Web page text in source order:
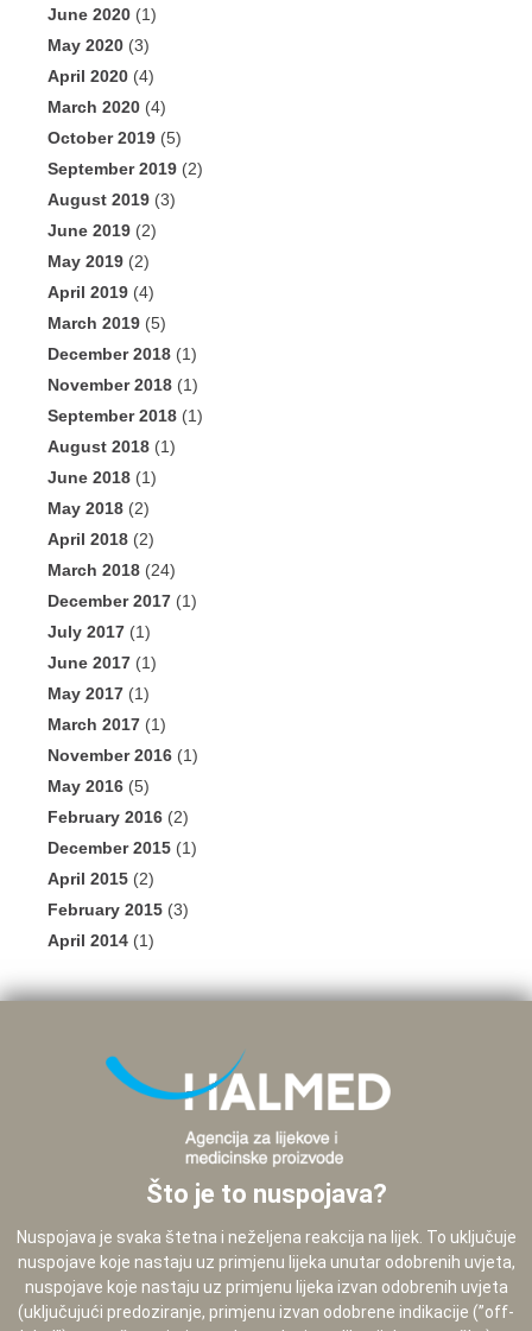
June 2020 (1)
May 2020 (3)
April 2020 (4)
March 2020 (4)
October 2019 (5)
September 2019 (2)
August 2019 (3)
June 2019 (2)
May 2019 (2)
April 2019 (4)
March 2019 (5)
December 2018 (1)
November 2018 (1)
September 2018 (1)
August 2018 (1)
June 2018 (1)
May 2018 (2)
April 2018 (2)
March 2018 (24)
December 2017 (1)
July 2017 (1)
June 2017 (1)
May 2017 (1)
March 2017 (1)
November 2016 (1)
May 2016 (5)
February 2016 (2)
December 2015 (1)
April 2015 (2)
February 2015 (3)
April 2014 (1)
Što je to nuspojava?
Nuspojava je svaka štetna i neželjena reakcija na lijek. To uključuje
nuspojave koje nastaju uz primjenu lijeka unutar odobrenih uvjeta,
nuspojave koje nastaju uz primjenu lijeka izvan odobrenih uvjeta
(uključujući predoziranje, primjenu izvan odobrene indikacije (”off-